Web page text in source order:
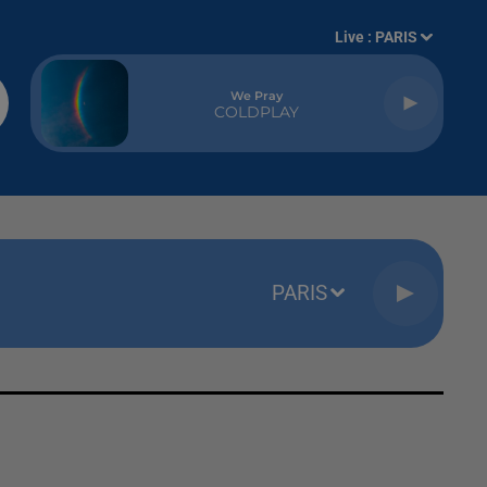
Live : PARIS
We Pray
COLDPLAY
PARIS